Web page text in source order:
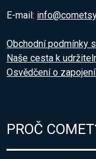
E-mail:
Obchodní podmínky
Naše cesta k
Osvědčení o
PROČ